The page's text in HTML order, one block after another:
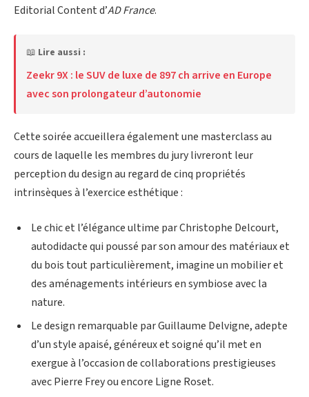
Editorial Content d’AD France.
📖 Lire aussi :
Zeekr 9X : le SUV de luxe de 897 ch arrive en Europe
avec son prolongateur d’autonomie
Cette soirée accueillera également une masterclass au
cours de laquelle les membres du jury livreront leur
perception du design au regard de cinq propriétés
intrinsèques à l’exercice esthétique :
Le chic et l’élégance ultime par Christophe Delcourt,
autodidacte qui poussé par son amour des matériaux et
du bois tout particulièrement, imagine un mobilier et
des aménagements intérieurs en symbiose avec la
nature.
Le design remarquable par Guillaume Delvigne, adepte
d’un style apaisé, généreux et soigné qu’il met en
exergue à l’occasion de collaborations prestigieuses
avec Pierre Frey ou encore Ligne Roset.